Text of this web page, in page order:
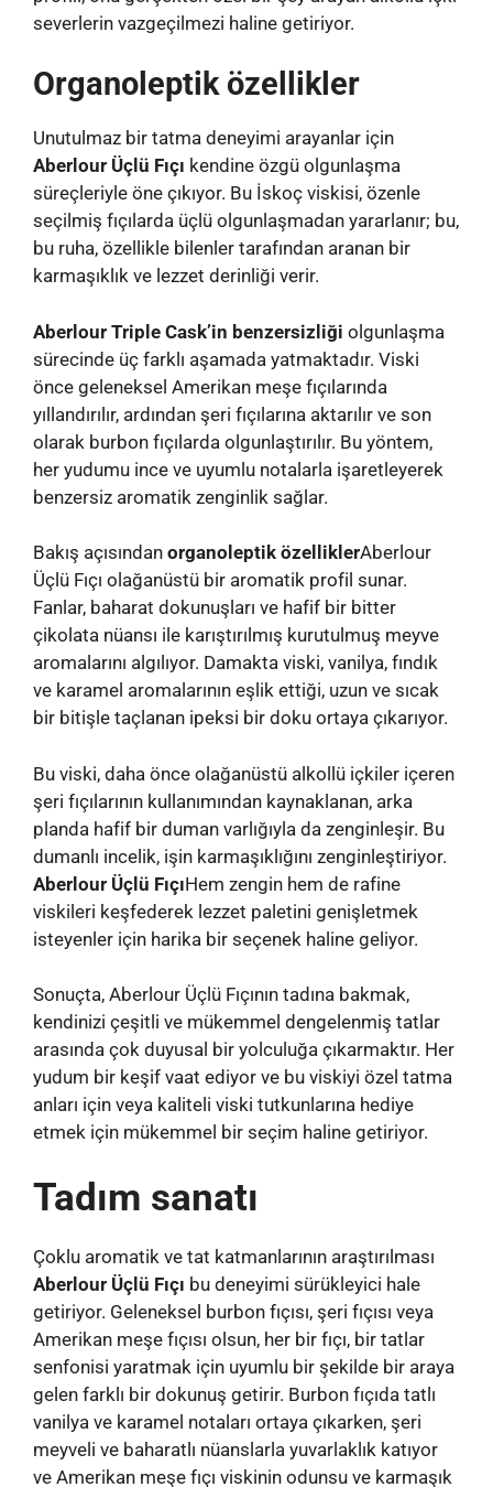
severlerin vazgeçilmezi haline getiriyor.
Organoleptik özellikler
Unutulmaz bir tatma deneyimi arayanlar için
Aberlour Üçlü Fıçı kendine özgü olgunlaşma
süreçleriyle öne çıkıyor. Bu İskoç viskisi, özenle
seçilmiş fıçılarda üçlü olgunlaşmadan yararlanır; bu,
bu ruha, özellikle bilenler tarafından aranan bir
karmaşıklık ve lezzet derinliği verir.
Aberlour Triple Cask’in benzersizliği olgunlaşma
sürecinde üç farklı aşamada yatmaktadır. Viski
önce geleneksel Amerikan meşe fıçılarında
yıllandırılır, ardından şeri fıçılarına aktarılır ve son
olarak burbon fıçılarda olgunlaştırılır. Bu yöntem,
her yudumu ince ve uyumlu notalarla işaretleyerek
benzersiz aromatik zenginlik sağlar.
Bakış açısından organoleptik özelliklerAberlour
Üçlü Fıçı olağanüstü bir aromatik profil sunar.
Fanlar, baharat dokunuşları ve hafif bir bitter
çikolata nüansı ile karıştırılmış kurutulmuş meyve
aromalarını algılıyor. Damakta viski, vanilya, fındık
ve karamel aromalarının eşlik ettiği, uzun ve sıcak
bir bitişle taçlanan ipeksi bir doku ortaya çıkarıyor.
Bu viski, daha önce olağanüstü alkollü içkiler içeren
şeri fıçılarının kullanımından kaynaklanan, arka
planda hafif bir duman varlığıyla da zenginleşir. Bu
dumanlı incelik, işin karmaşıklığını zenginleştiriyor.
Aberlour Üçlü FıçıHem zengin hem de rafine
viskileri keşfederek lezzet paletini genişletmek
isteyenler için harika bir seçenek haline geliyor.
Sonuçta, Aberlour Üçlü Fıçının tadına bakmak,
kendinizi çeşitli ve mükemmel dengelenmiş tatlar
arasında çok duyusal bir yolculuğa çıkarmaktır. Her
yudum bir keşif vaat ediyor ve bu viskiyi özel tatma
anları için veya kaliteli viski tutkunlarına hediye
etmek için mükemmel bir seçim haline getiriyor.
Tadım sanatı
Çoklu aromatik ve tat katmanlarının araştırılması
Aberlour Üçlü Fıçı bu deneyimi sürükleyici hale
getiriyor. Geleneksel burbon fıçısı, şeri fıçısı veya
Amerikan meşe fıçısı olsun, her bir fıçı, bir tatlar
senfonisi yaratmak için uyumlu bir şekilde bir araya
gelen farklı bir dokunuş getirir. Burbon fıçıda tatlı
vanilya ve karamel notaları ortaya çıkarken, şeri
meyveli ve baharatlı nüanslarla yuvarlaklık katıyor
ve Amerikan meşe fıçı viskinin odunsu ve karmaşık